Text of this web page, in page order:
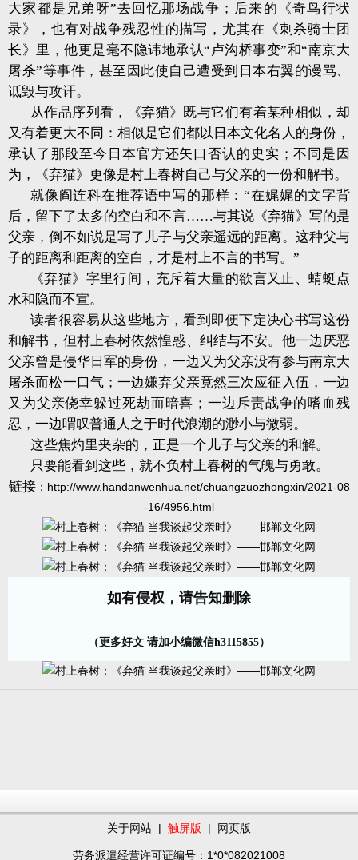
大家都是兄弟呀”去回忆那场战争；后来的《奇鸟行状
录》，也有对战争残忍性的描写，尤其在《刺杀骑士团
长》里，他更是毫不隐讳地承认“卢沟桥事变”和“南京大
屠杀”等事件，甚至因此使自己遭受到日本右翼的谩骂、
诋毁与攻讦。
从作品序列看，《弃猫》既与它们有着某种相似，却
又有着更大不同：相似是它们都以日本文化名人的身份，
承认了那段至今日本官方还矢口否认的史实；不同是因
为，《弃猫》更像是村上春树自己与父亲的一份和解书。
就像阎连科在推荐语中写的那样：“在娓娓的文字背
后，留下了太多的空白和不言……与其说《弃猫》写的是
父亲，倒不如说是写了儿子与父亲遥远的距离。这种父与
子的距离和距离的空白，才是村上不言的书写。”
《弃猫》字里行间，充斥着大量的欲言又止、蜻蜓点
水和隐而不宣。
读者很容易从这些地方，看到即便下定决心书写这份
和解书，但村上春树依然惶惑、纠结与不安。他一边厌恶
父亲曾是侵华日军的身份，一边又为父亲没有参与南京大
屠杀而松一口气；一边嫌弃父亲竟然三次应征入伍，一边
又为父亲侥幸躲过死劫而暗喜；一边斥责战争的嗜血残
忍，一边喟叹普通人之于时代浪潮的渺小与微弱。
这些焦灼里夹杂的，正是一个儿子与父亲的和解。
只要能看到这些，就不负村上春树的气魄与勇敢。
链接： http://www.handanwenhua.net/chuangzuozhongxin/2021-08
-16/4956.html
如有侵权，请告知删除
（更多好文 请加小编微信h3115855）
关于网站 | 触屏版 | 网页版
劳务派遣经营许可证编号：1*0*082021008